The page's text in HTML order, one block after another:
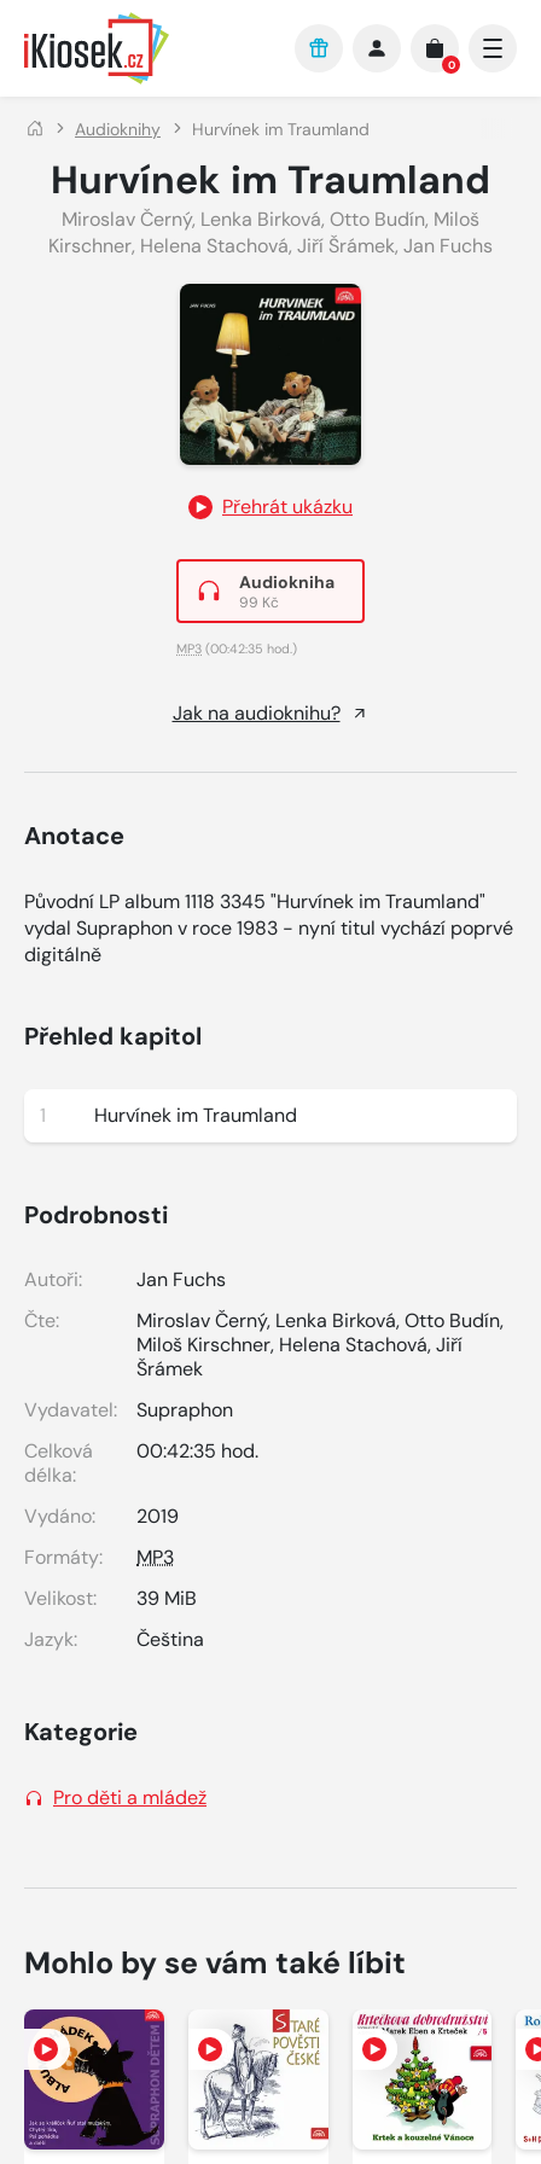
Přejít na hlavní obsah
0
Audioknihy Hurvínek im Traumland
Hurvínek im Traumland
Miroslav Černý, Lenka Birková, Otto Budín, Miloš
Kirschner, Helena Stachová, Jiří Šrámek, Jan Fuchs
Přehrát ukázku
Audiokniha
99 Kč
MP3 (00:42:35 hod.)
Jak na audioknihu?
Anotace
Původní LP album 1118 3345 "Hurvínek im Traumland"
vydal Supraphon v roce 1983 - nyní titul vychází poprvé
digitálně
Přehled kapitol
1 Hurvínek im Traumland
Podrobnosti
Autoři:
Jan Fuchs
Čte:
Miroslav Černý, Lenka Birková,Otto Budín,
Miloš Kirschner, Helena Stachová,Jiří
Šrámek
Vydavatel:
Supraphon
Celková
délka:
00:42:35 hod.
Vydáno:
2019
Formáty:
MP3
Velikost:
39 MiB
Jazyk:
Čeština
Kategorie
Pro děti a mládež
Mohlo by se vám také líbit